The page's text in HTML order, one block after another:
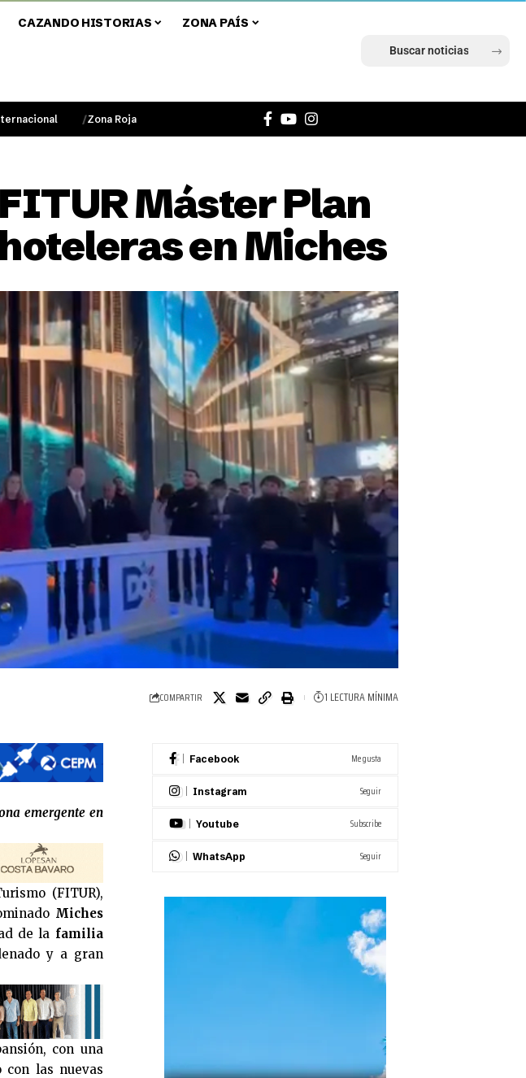
CAZANDO HISTORIAS ZONA PAÍS
Zona Roja
Máster Plan
en Miches
COMPARTIR 1 LECTURA MÍNIMA
emergente en
(FITUR),
Miches
de la familia
y a gran
con una
con las nuevas
Facebook Me gusta
Instagram Seguir
Youtube Subscribe
WhatsApp Seguir